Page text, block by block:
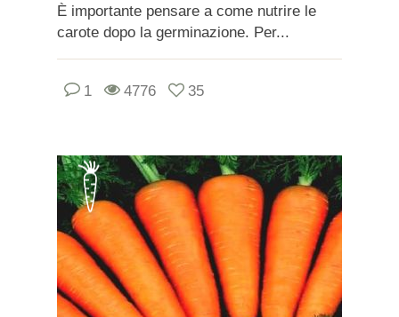
È importante pensare a come nutrire le
carote dopo la germinazione. Per...
1 4776 35